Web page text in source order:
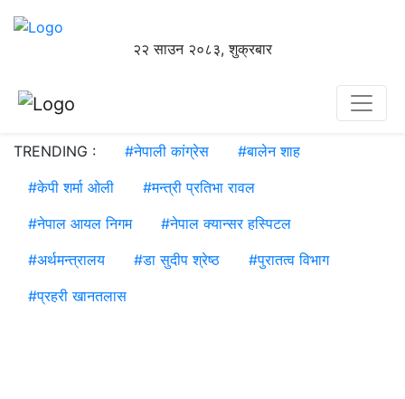
२२ साउन २०८३, शुक्रबार
TRENDING : #नेपाली कांग्रेस #बालेन शाह
#केपी शर्मा ओली #मन्त्री प्रतिभा रावल
#नेपाल आयल निगम #नेपाल क्यान्सर हस्पिटल
#अर्थमन्त्रालय #डा सुदीप श्रेष्ठ #पुरातत्व विभाग
#प्रहरी खानतलास